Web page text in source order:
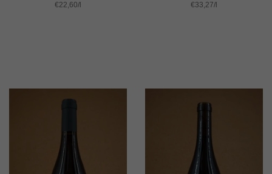
Preis
Einzelpreis
€22,60/
Preis
Einzelpreis
€33,27/